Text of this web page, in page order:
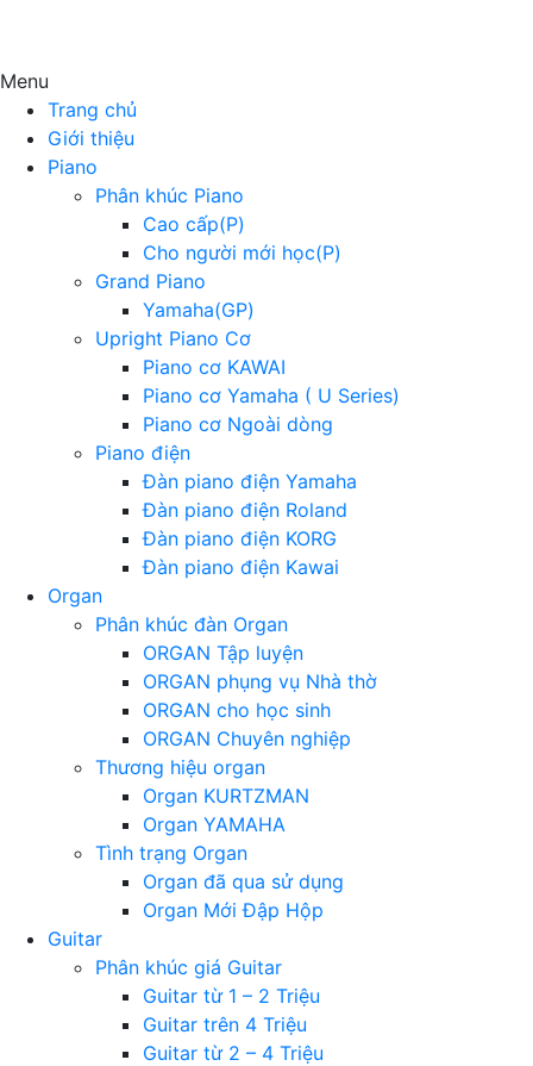
Menu
Trang chủ
Giới thiệu
Piano
Phân khúc Piano
Cao cấp(P)
Cho người mới học(P)
Grand Piano
Yamaha(GP)
Upright Piano Cơ
Piano cơ KAWAI
Piano cơ Yamaha ( U Series)
Piano cơ Ngoài dòng
Piano điện
Đàn piano điện Yamaha
Đàn piano điện Roland
Đàn piano điện KORG
Đàn piano điện Kawai
Organ
Phân khúc đàn Organ
ORGAN Tập luyện
ORGAN phụng vụ Nhà thờ
ORGAN cho học sinh
ORGAN Chuyên nghiệp
Thương hiệu organ
Organ KURTZMAN
Organ YAMAHA
Tình trạng Organ
Organ đã qua sử dụng
Organ Mới Đập Hộp
Guitar
Phân khúc giá Guitar
Guitar từ 1 – 2 Triệu
Guitar trên 4 Triệu
Guitar từ 2 – 4 Triệu